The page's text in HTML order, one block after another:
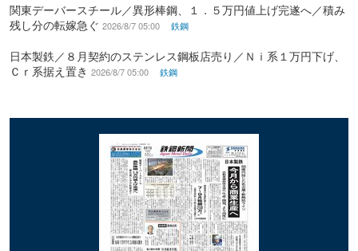
関東デーバースチール／異形棒鋼、１．５万円値上げ完遂へ／積み
残し分の転嫁急ぐ 2026/8/7 05:00 鉄鋼
日本製鉄／８月契約のステンレス鋼板店売り／Ｎｉ系１万円下げ、
Ｃｒ系据え置き 2026/8/7 05:00 鉄鋼